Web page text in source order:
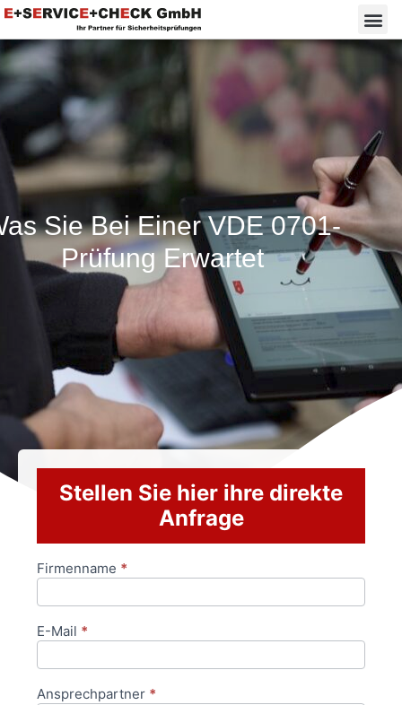
Sie Bei Einer VDE 0701-
Prüfung Erwartet
Stellen Sie hier ihre direkte
Anfrage
Anfrageformular
Firmenname *
E-Mail *
Ansprechpartner *